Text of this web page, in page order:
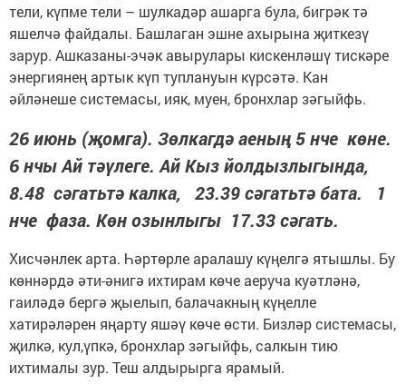
тели, күпме тели – шулкадәр ашарга була, бигрәк тә
яшелчә файдалы. Башлаган эшне ахырына җиткезү
зарур. Ашказаны-эчәк авырулары кискенләшү тискәре
энергиянең артык күп туплануын күрсәтә. Кан
әйләнеше системасы, ияк, муен, бронхлар зәгыйфь.
26 июнь (җомга). Зөлкагдә аеның 5 нче көне.
6 нчы Ай тәүлеге. Ай Кыз йолдызлыгында,
8.48 сәгатьтә калка, 23.39 сәгатьтә бата. 1
нче фаза. Көн озынлыгы 17.33 сәгать.
Хисчәнлек арта. Һәртөрле аралашу күңелгә ятышлы. Бу
көннәрдә әти-әнигә ихтирам көче аеруча куәтләнә,
гаиләдә бергә җыелып, балачакның күңелле
хатирәләрен яңарту яшәү көче өсти. Бизләр системасы,
җилкә, кул,үпкә, бронхлар зәгыйфь, салкын тию
ихтималы зур. Теш алдырырга ярамый.